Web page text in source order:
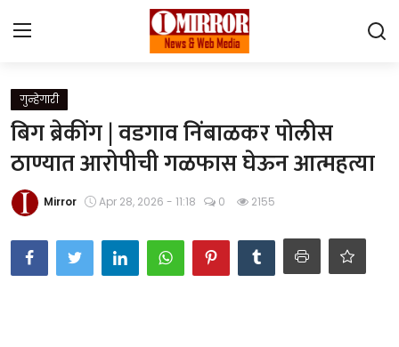
Login
Home
महाराष्ट्र
पुणे
गुन्हेगारी
बिग ब्रेकींग | वडगाव निंबाळकर पोलीस
ठाण्यात आरोपीची गळफास घेऊन आत्महत्या
Mirror Apr 28, 2026 - 11:18 0 2155